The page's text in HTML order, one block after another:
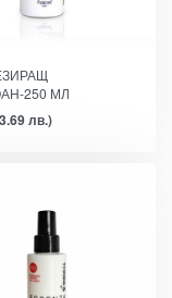
250 МЛ
лв.)